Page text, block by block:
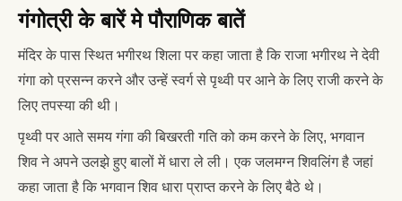
गंगोत्री के बारें मे पौराणिक बातें
मंदिर के पास स्थित भगीरथ शिला पर कहा जाता है कि राजा भगीरथ ने देवी
गंगा को प्रसन्न करने और उन्हें स्वर्ग से पृथ्वी पर आने के लिए राजी करने के
लिए तपस्या की थी।
पृथ्वी पर आते समय गंगा की बिखरती गति को कम करने के लिए, भगवान
शिव ने अपने उलझे हुए बालों में धारा ले ली। एक जलमग्न शिवलिंग है जहां
कहा जाता है कि भगवान शिव धारा प्राप्त करने के लिए बैठे थे।